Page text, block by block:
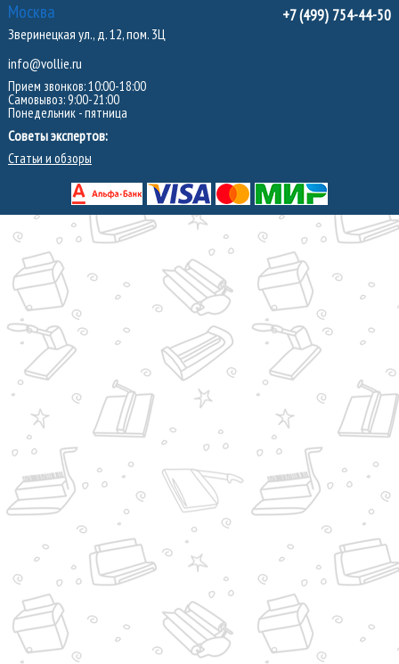
Москва
Зверинецкая ул., д. 12, пом. 3Ц
info@vollie.ru
Прием звонков: 10:00-18:00
Самовывоз: 9:00-21:00
Понедельник - пятница
Советы экспертов:
Статьи и обзоры
+7 (499) 754-44-50